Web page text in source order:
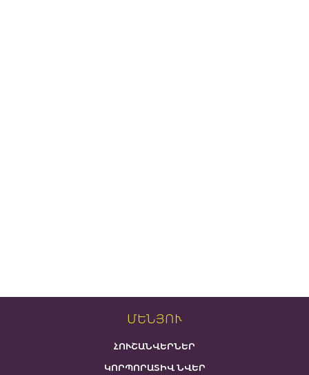
ՄԵՆՅՈՒ
ՀՈՒՇԱՆՎԵՐՆԵՐ
ԿՈՐՊՈՐԱՏԻՎ ՆՎԵՐ